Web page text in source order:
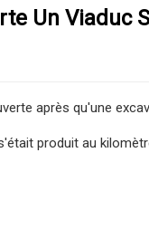
Un Viaduc
après qu'une
produit au